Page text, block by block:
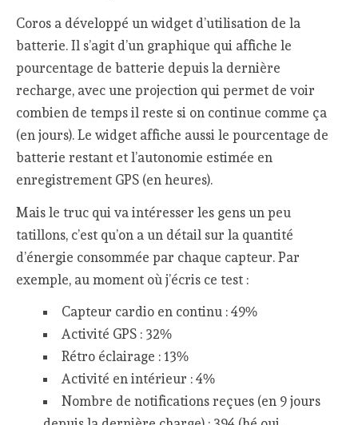
Coros a développé un widget d’utilisation de la
batterie. Il s’agit d’un graphique qui affiche le
pourcentage de batterie depuis la dernière
recharge, avec une projection qui permet de voir
combien de temps il reste si on continue comme ça
(en jours). Le widget affiche aussi le pourcentage de
batterie restant et l’autonomie estimée en
enregistrement GPS (en heures).
Mais le truc qui va intéresser les gens un peu
tatillons, c’est qu’on a un détail sur la quantité
d’énergie consommée par chaque capteur. Par
exemple, au moment où j’écris ce test :
Capteur cardio en continu : 49%
Activité GPS : 32%
Rétro éclairage : 13%
Activité en intérieur : 4%
Nombre de notifications reçues (en 9 jours